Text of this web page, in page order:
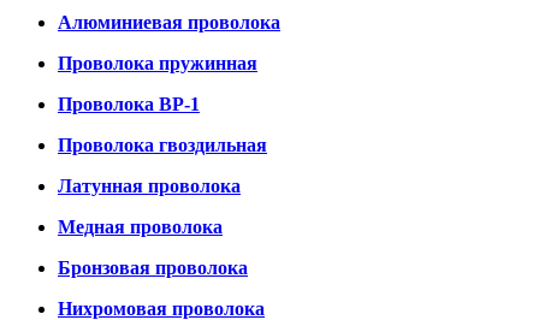
Алюминиевая проволока
Проволока пружинная
Проволока ВР-1
Проволока гвоздильная
Латунная проволока
Медная проволока
Бронзовая проволока
Нихромовая проволока